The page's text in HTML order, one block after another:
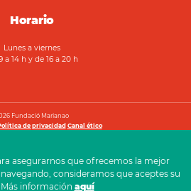
asegurarnos que ofrecemos la mejor
consideramos que aceptes su
Más información aquí
Horario
Lunes a viernes
a 14 h y de 16 a 20 h
Fundació Marianao
de privacidad Canal ético